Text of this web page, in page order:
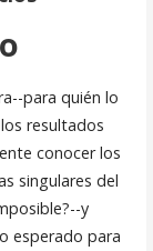
para quién lo
resultados
conocer los
singulares del
y
esperado para